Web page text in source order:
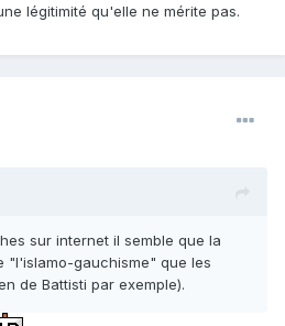
légitimité qu'elle ne mérite pas.
sur internet il semble que la
"l'islamo-gauchisme" que les
de Battisti par exemple).